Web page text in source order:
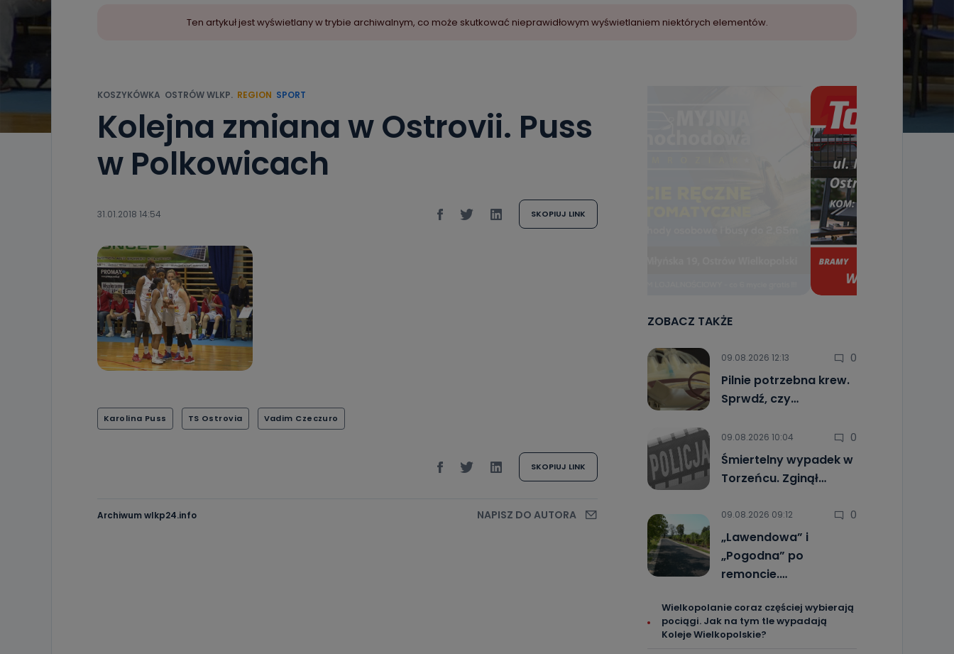
Ten artykuł jest wyświetlany w trybie archiwalnym, co może skutkować nieprawidłowym wyświetlaniem niektórych elementów.
KOSZYKÓWKA OSTRÓW WLKP. REGION SPORT
Kolejna zmiana w Ostrovii. Puss
w Polkowicach
31.01.2018 14:54 SKOPIUJ LINK
Karolina Puss TS Ostrovia Vadim Czeczuro
SKOPIUJ LINK
Archiwum wlkp24.info NAPISZ DO AUTORA
ZOBACZ TAKŻE
09.08.2026 12:13 0
Pilnie potrzebna krew.
Sprwdź, czy…
09.08.2026 10:04 0
Śmiertelny wypadek w
Torzeńcu. Zginął…
09.08.2026 09:12 0
„Lawendowa” i
„Pogodna” po
remoncie.…
Wielkopolanie coraz częściej wybierają
pociągi. Jak na tym tle wypadają
Koleje Wielkopolskie?